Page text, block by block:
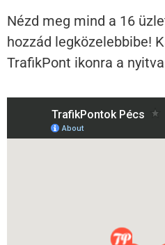
Nézd meg mind a 16
hozzád legközelebbibe!
TrafikPont ikonra a